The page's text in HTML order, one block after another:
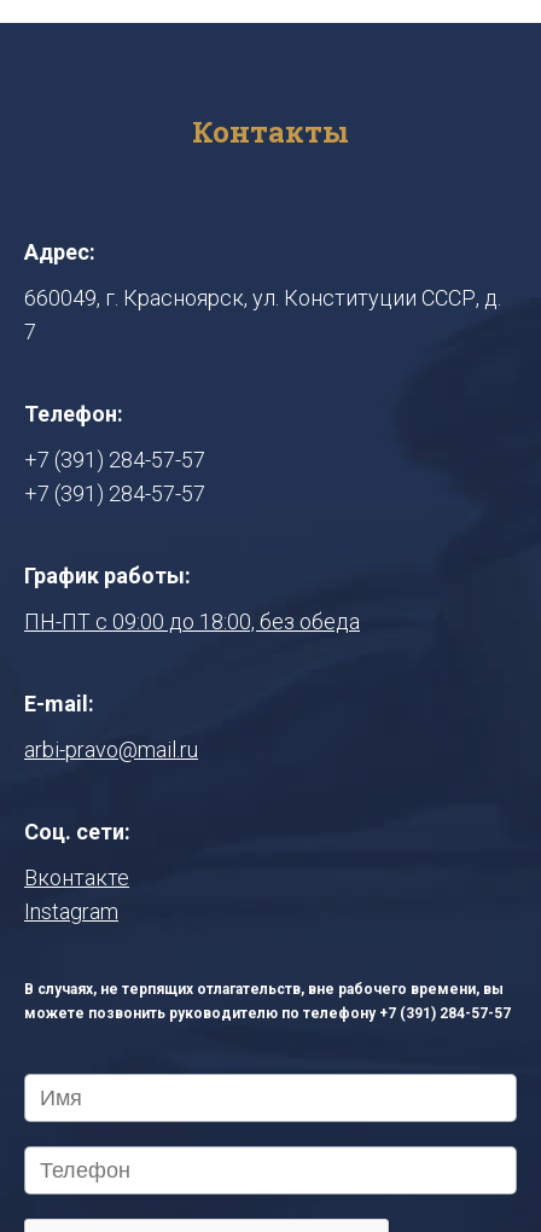
Контакты
Адрес:
660049, г. Красноярск, ул. Конституции СССР, д.
7
Телефон:
+7 (391) 284-57-57
+7 (391) 284-57-57
График работы:
ПН-ПТ с 09:00 до 18:00, без обеда
E-mail:
arbi-pravo@mail.ru
Соц. сети:
Вконтакте
Instagram
В случаях, не терпящих отлагательств, вне рабочего времени, вы
можете позвонить руководителю по телефону +7 (391) 284-57-57